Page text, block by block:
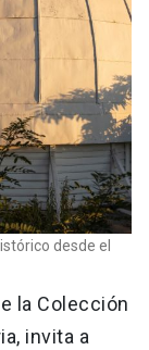
desde el
la Colección
invita a